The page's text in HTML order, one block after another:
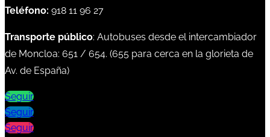
Teléfono: 918 11 96 27
Transporte público: Autobuses desde el intercambiador
de Moncloa: 651 / 654. (655 para cerca en la glorieta de
Av. de España)
Seguir
Seguir
Seguir